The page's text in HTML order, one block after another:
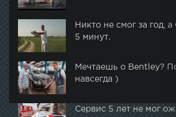
Никто не смог за год,
5 минут.
Мечтаешь о Bentley?
навсегда )
Сервис 5 лет не мог